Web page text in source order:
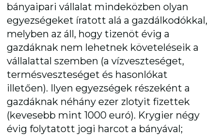
bányaipari vállalat mindeközben olyan
egyezségeket íratott alá a gazdálkodókkal,
melyben az áll, hogy tizenöt évig a
gazdáknak nem lehetnek követeléseik a
vállalattal szemben (a vízveszteséget,
termésveszteséget és hasonlókat
illetően). Ilyen egyezségek részeként a
gazdáknak néhány ezer zlotyit fizettek
(kevesebb mint 1000 euró). Krygier négy
évig folytatott jogi harcot a bányával;